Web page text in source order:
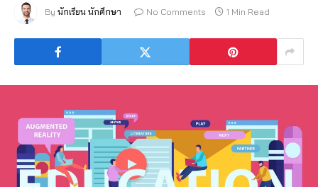
By นักเรียน นักศึกษา No Comments 1 Min Read